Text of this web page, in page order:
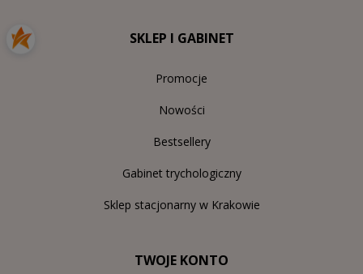
SKLEP I GABINET
Promocje
Nowości
Bestsellery
Gabinet trychologiczny
Sklep stacjonarny w Krakowie
TWOJE KONTO